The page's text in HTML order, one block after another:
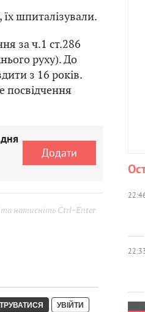
шпиталізували.
за ч.1 ст.286
руху). До
з 16 років.
посвідчення
Додати
та натисніть Ctrl+Enter